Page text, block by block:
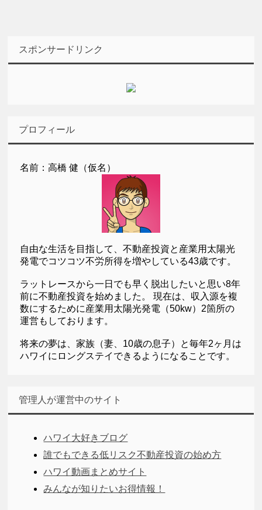
スポンサードリンク
プロフィール
名前：高橋 健（仮名）
自由な生活を目指して、不動産投資と産業用太陽光
発電でコツコツ不労所得を増やしている43歳です。
ラットレースから一日でも早く脱出したいと思い8年
前に不動産投資を始めました。 現在は、収入源を複
数にするために産業用太陽光発電（50kw）2箇所の
運営もしております。
将来の夢は、家族（妻、10歳の息子）と毎年2ヶ月は
ハワイにロングステイできるようになることです。
管理人が運営中のサイト
ハワイ大好きブログ
誰でもできる低リスク不動産投資の始め方
ハワイ動画まとめサイト
みんなが知りたいお得情報！